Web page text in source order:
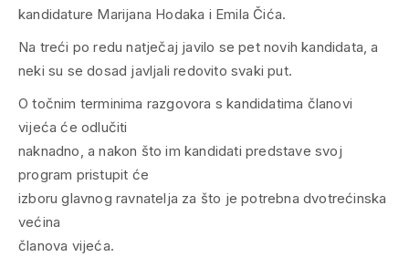
kandidature Marijana Hodaka i Emila Čića.
Na treći po redu natječaj javilo se pet novih kandidata, a
neki su se dosad javljali redovito svaki put.
O točnim terminima razgovora s kandidatima članovi
vijeća će odlučiti
naknadno, a nakon što im kandidati predstave svoj
program pristupit će
izboru glavnog ravnatelja za što je potrebna dvotrećinska
većina
članova vijeća.